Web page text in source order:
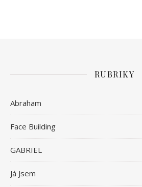
RUBRIKY
Abraham
Face Building
GABRIEL
Já Jsem